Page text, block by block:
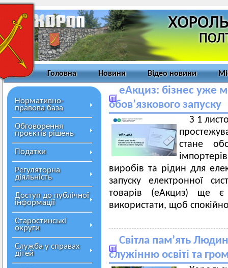
Головна Новини Відео новини
Нормативно-
правова база
Обговорення
проєктів рішень
Податки
Регуляторна
діяльність
Доступ до публічної
інформації
Старостинські
округи
Служба у справах
дітей
еАкциз: бізнес уже
обов’язкового запуску
З 1
стане
виробів та рідин для
запуску електронної
товарів (еАкциз) ще
використати, щоб
Світла пам’ять
служінню освіті та